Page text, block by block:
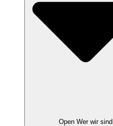
Open Wer wir sind